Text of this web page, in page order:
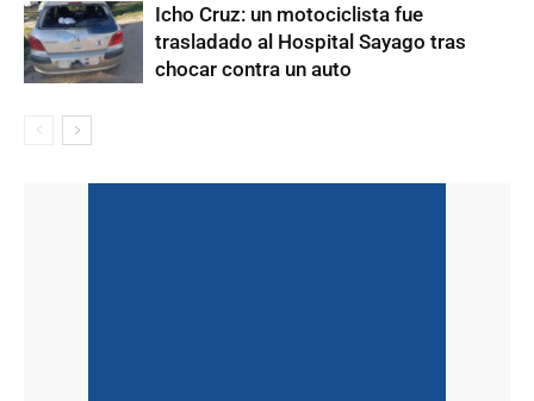
Icho Cruz: un motociclista fue
trasladado al Hospital Sayago tras
chocar contra un auto